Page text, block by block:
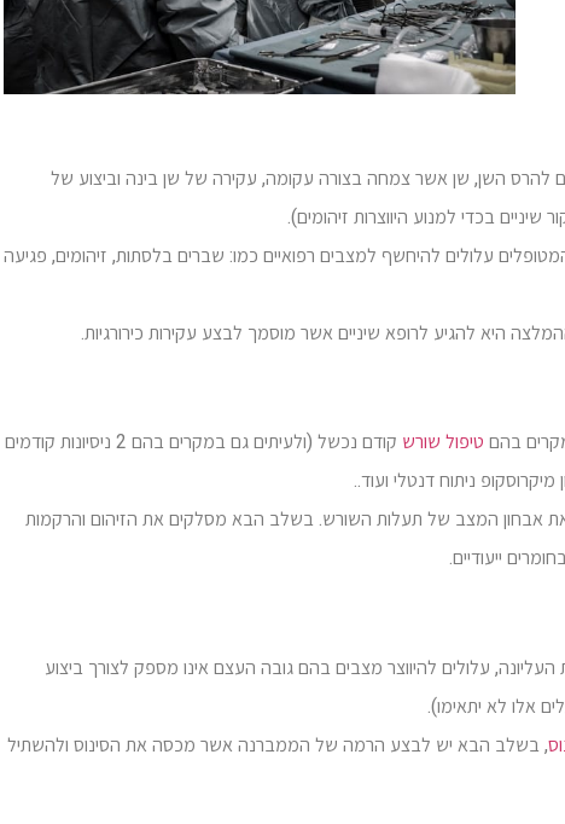
להרס השן, שן אשר צמחה בצורה עקומה, עקירה של שן בינה וביצוע של
בכדי למנוע היווצרות זיהומים).
עלולים להיחשף למצבים רפואיים כמו: שברים בלסתות, זיהומים, פגיעה
היא להגיע לרופא שיניים אשר מוסמך לבצע עקירות כירורגיות.
בהם טיפול שורש
קודם נכשל (ולעיתים גם במקרים בהם 2 ניסיונות קודמים
ניתוח דנטלי ועוד..
המצב של תעלות השורש. בשלב הבא מסלקים את הזיהום והרקמות
ייעודיים.
עלולים להיווצר מצבים בהם גובה העצם אינו מספק לצורך ביצוע
אלו לא יתאימו).
, בשלב הבא יש לבצע הרמה של הממברנה אשר מכסה את הסינוס ולהשתיל